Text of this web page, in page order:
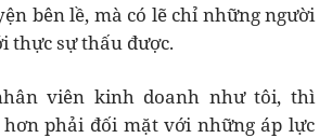
bên lề, mà có lẽ chỉ những người
thực sự thấu được.
viên kinh doanh như tôi, thì
phải đối mặt với những áp lực